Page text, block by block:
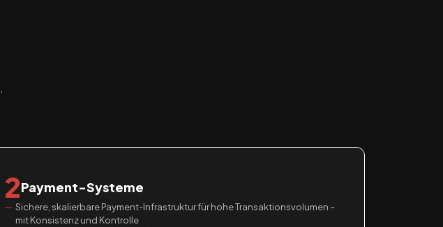
2Payment-Systeme
Sichere, skalierbare Payment-Infrastruktur für hohe Transaktionsvolumen –
mit Konsistenz und Kontrolle